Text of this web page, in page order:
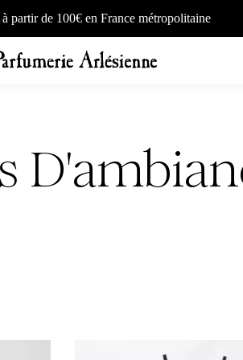
partir de 100€ en France métropolitaine